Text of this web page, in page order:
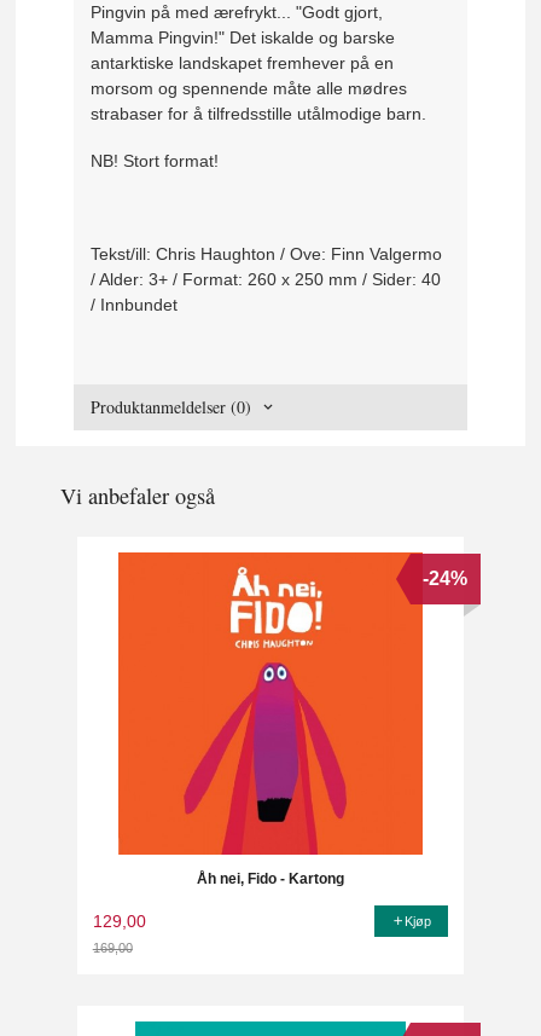
Pingvin på med ærefrykt... "Godt gjort,
Mamma Pingvin!" Det iskalde og barske
antarktiske landskapet fremhever på en
morsom og spennende måte alle mødres
strabaser for å tilfredsstille utålmodige barn.
NB! Stort format!
Tekst/ill: Chris Haughton / Ove: Finn Valgermo
/ Alder: 3+ / Format: 260 x 250 mm / Sider: 40
/ Innbundet
Produktanmeldelser (0)
Vi anbefaler også
Åh nei, Fido - Kartong
129,00
169,00
-24%
Kjøp